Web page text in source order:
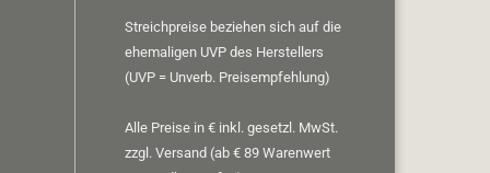
Streichpreise beziehen sich auf die
ehemaligen UVP des Herstellers
(UVP = Unverb. Preisempfehlung)
Alle Preise in € inkl. gesetzl. MwSt.
zzgl. Versand (ab € 89 Warenwert